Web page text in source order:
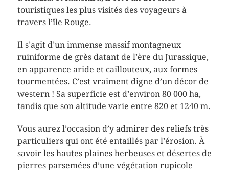
touristiques les plus visités des voyageurs à
travers l’île Rouge.
Il s’agit d’un immense massif montagneux
ruiniforme de grès datant de l’ère du Jurassique,
en apparence aride et caillouteux, aux formes
tourmentées. C’est vraiment digne d’un décor de
western ! Sa superficie est d’environ 80 000 ha,
tandis que son altitude varie entre 820 et 1240 m.
Vous aurez l’occasion d’y admirer des reliefs très
particuliers qui ont été entaillés par l’érosion. À
savoir les hautes plaines herbeuses et désertes de
pierres parsemées d’une végétation rupicole